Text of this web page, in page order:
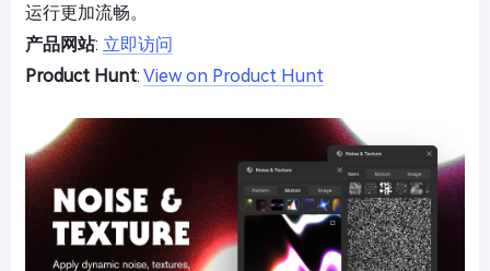
运行更加流畅。
产品网站: 立即访问
Product Hunt: View on Product Hunt